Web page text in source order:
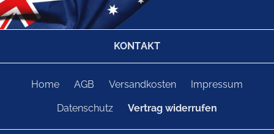
KONTAKT
Home AGB Versandkosten Impressum
Datenschutz Vertrag widerrufen